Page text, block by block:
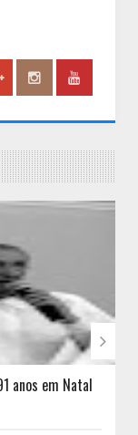
BE LOOKING FOR
anos em Natal
